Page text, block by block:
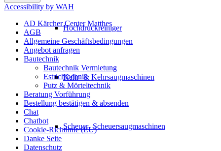
Hochdruckreiniger
Kehr- & Kehrsaugmaschinen
Scheuer- Scheuersaugmaschinen
Accessibility by WAH
AD Kärcher Center Matthes
AGB
Allgemeine Geschäftsbedingungen
Angebot anfragen
Bautechnik
Bautechnik Vermietung
Estrichtechnik
Putz & Mörteltechnik
Beratung Vorführung
Bestellung bestätigen & absenden
Chat
Chatbot
Cookie-Richtlinie (EU)
Danke Seite
Datenschutz